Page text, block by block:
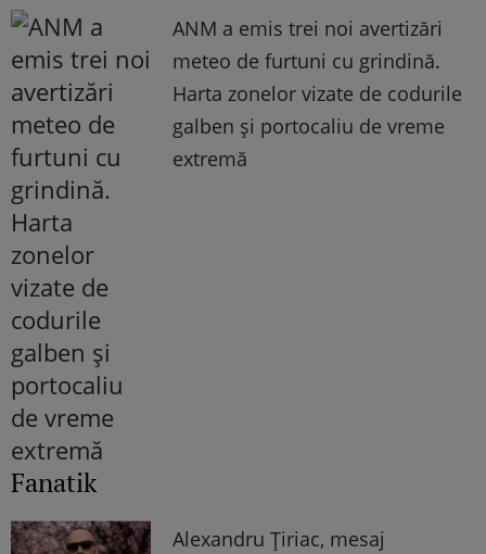
ANM a emis trei noi avertizări
meteo de furtuni cu grindină.
Harta zonelor vizate de codurile
galben și portocaliu de vreme
extremă
Fanatik
Alexandru Țiriac, mesaj